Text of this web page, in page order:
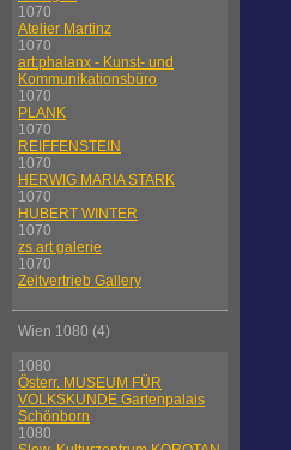
1070
Atelier Martinz
1070
art:phalanx - Kunst- und
Kommunikationsbüro
1070
PLANK
1070
REIFFENSTEIN
1070
HERWIG MARIA STARK
1070
HUBERT WINTER
1070
zs art galerie
1070
Zeitvertrieb Gallery
Wien 1080 (4)
1080
Österr. MUSEUM FÜR
VOLKSKUNDE Gartenpalais
Schönborn
1080